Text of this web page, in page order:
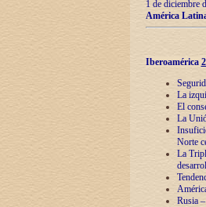
1 de diciembre
América
Iberoamérica
La
El
La
Norte
La
Rusia